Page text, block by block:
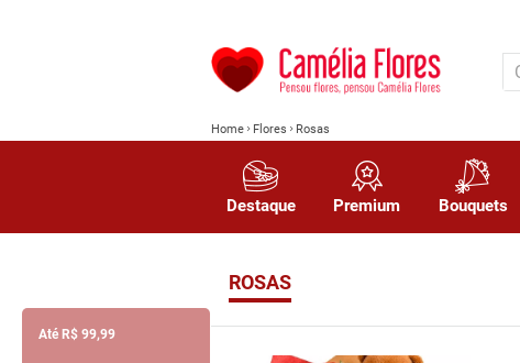
Até R$ 99,99
Destaque Premium Bouquets
Home Flores Rosas
ROSAS